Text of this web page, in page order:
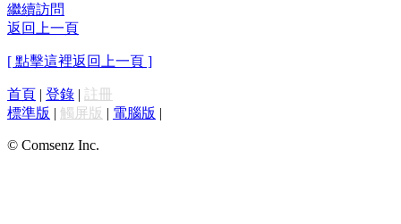
繼續訪問
返回上一頁
[ 點擊這裡返回上一頁 ]
首頁 | 登錄 | 註冊
標準版 | 觸屏版 | 電腦版 |
© Comsenz Inc.